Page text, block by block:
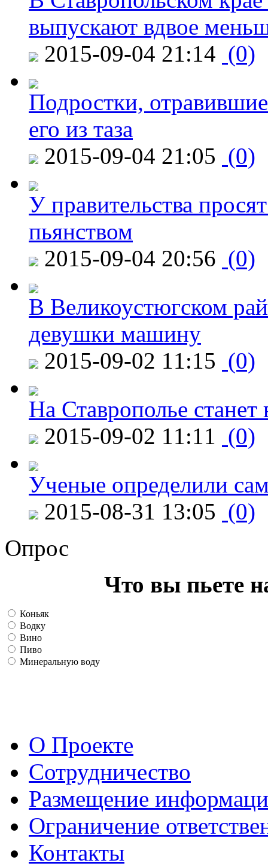
выпускают вдвое
2015-09-04 21:14 (0)
Подростки,
его из таза
2015-09-04 21:05 (0)
У правительства
пьянством
2015-09-04 20:56 (0)
В Великоустюгском
девушки машину
2015-09-02 11:15 (0)
На Ставрополье
2015-09-02 11:11 (0)
Ученые определили
2015-08-31 13:05 (0)
Опрос
Что вы пьете
Коньяк
Водку
Вино
Пиво
Минеральную воду
О Проекте
Сотрудничество
Размещение
Ограничение
Контакты